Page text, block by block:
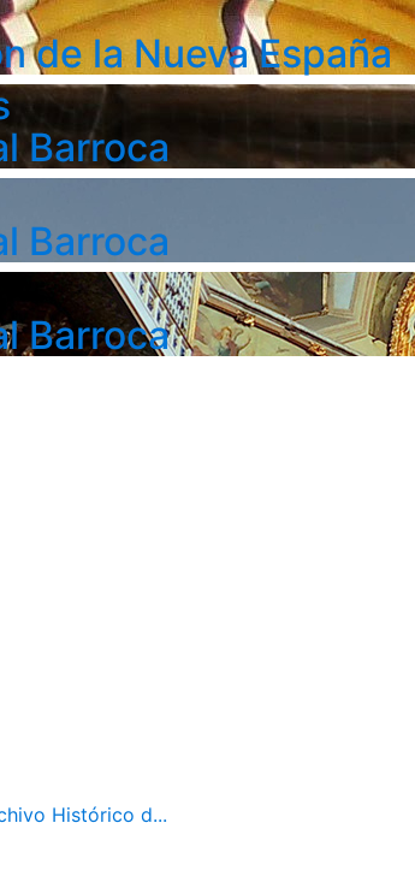
de la Nueva España
Barroca
Barroca
Barroca
Histórico d...